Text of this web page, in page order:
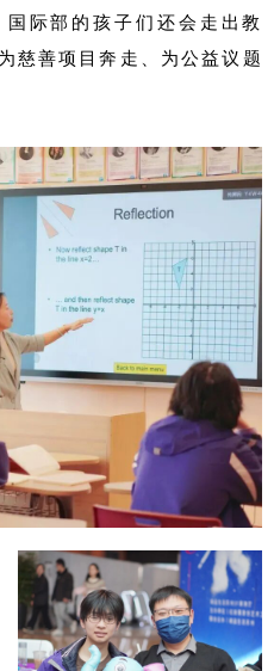
际部的孩子们还会走出教
慈善项目奔走、为公益议题